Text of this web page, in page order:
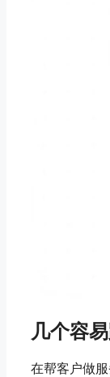
几个容
在帮客户做